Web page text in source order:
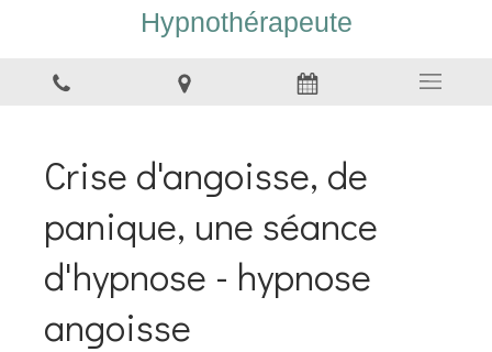
Hypnothérapeute
Crise d'angoisse, de
panique, une séance
d'hypnose - hypnose
angoisse